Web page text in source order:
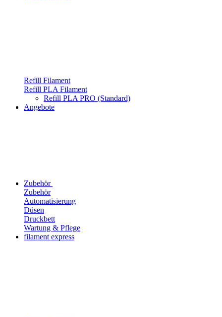
Refill Filament
Refill PLA Filament
Refill PLA PRO (Standard)
Angebote
Zubehör
Zubehör
Automatisierung
Düsen
Druckbett
Wartung & Pflege
filament express